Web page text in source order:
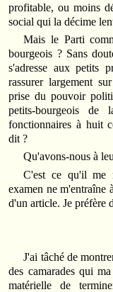
profitable, ou moins
social qui la décime
Mais le Parti
bourgeois ? Sans
s'adresse aux petits
rassurer largement
prise du pouvoir
petits-bourgeois de
fonctionnaires à huit
dit ?
Qu'avons-nous à
C'est ce qu'il me
examen ne m'entraîne
d'un article. Je préfère
J'ai tâché de
des camarades qui
matérielle de